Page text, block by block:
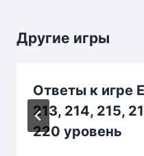
Другие игры
Ответы к игре
213, 214, 215,
220 уровень